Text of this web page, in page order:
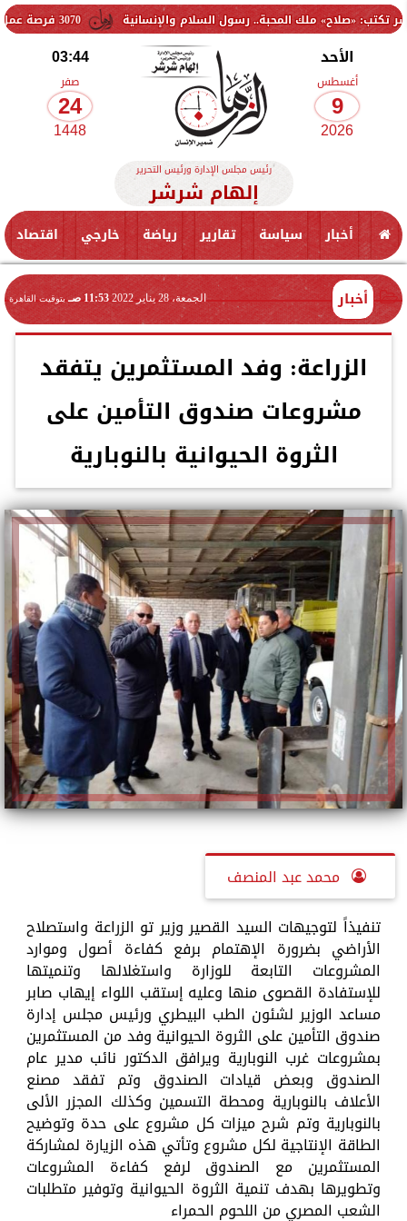
3070 فرصة عمل جديدة بالقطاع الخاص.. وظائف برواتب تصل إلى 9500 جنيه ملك المحبة.. رسول السلام والإنسانية
الأحد
أغسطس
9
2026
03:44
صفر
24
1448
رئيس مجلس الإدارة ورئيس التحرير
إلهام شرشر
أخبار سياسة تقارير رياضة خارجي اقتصاد
أخبار الجمعة، 28 يناير 2022 11:53 صـ بتوقيت القاهرة
الزراعة: وفد المستثمرين يتفقد
مشروعات صندوق التأمين على
الثروة الحيوانية بالنوبارية
محمد عبد المنصف
تنفيذاً لتوجيهات السيد القصير وزير تو الزراعة واستصلاح
الأراضي بضرورة الإهتمام برفع كفاءة أصول وموارد
المشروعات التابعة للوزارة واستغلالها وتنميتها
للإستفادة القصوى منها وعليه إستقب اللواء إيهاب صابر
مساعد الوزير لشئون الطب البيطري ورئيس مجلس إدارة
صندوق التأمين على الثروة الحيوانية وفد من المستثمرين
بمشروعات غرب النوبارية ويرافق الدكتور نائب مدير عام
الصندوق وبعض قيادات الصندوق وتم تفقد مصنع
الأعلاف بالنوبارية ومحطة التسمين وكذلك المجزر الألى
بالنوبارية وتم شرح ميزات كل مشروع على حدة وتوضيح
الطاقة الإنتاجية لكل مشروع وتأتي هذه الزيارة لمشاركة
المستثمرين مع الصندوق لرفع كفاءة المشروعات
وتطويرها بهدف تنمية الثروة الحيوانية وتوفير متطلبات
الشعب المصري من اللحوم الحمراء